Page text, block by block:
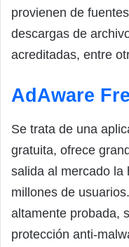
provienen de
descargas de
acreditadas, entre
AdAware
Se trata de una
gratuita, ofrece
salida al mercado la
millones de
altamente probada,
protección anti-